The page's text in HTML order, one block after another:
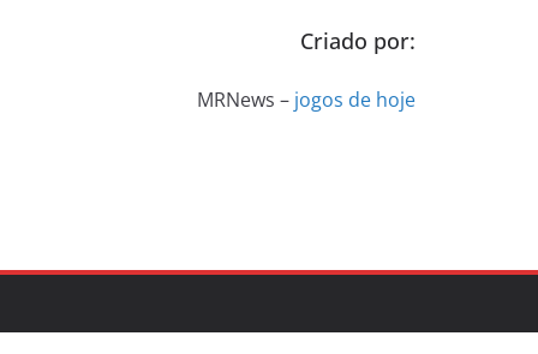
Criado por:
MRNews – jogos de hoje